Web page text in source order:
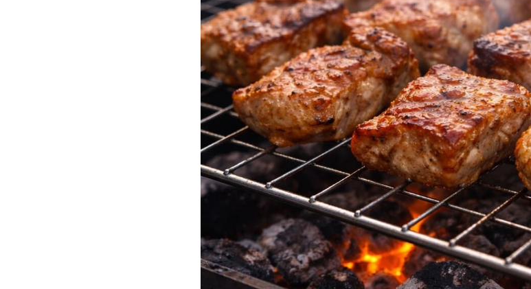
п. Мичуринский, 7 участок, строение 4
О НАС
УСЛУГИ
ГАЛЛЕРЕЯ
ОТЗЫВЫ
АРЕНДА
АКЦИИ И НОВОСТИ
ПРАВИЛА НАХОЖДЕНИЯ И ОТДЫХА
ПРАВИЛА ПОЖАРНОЙ БЕЗОПАСНОСТИ
ДОГОВОР НА ОКАЗАНИЕ УСЛУГ
ПОЛИТИКА КОНФИДЕНЦИАЛЬНОСТИ